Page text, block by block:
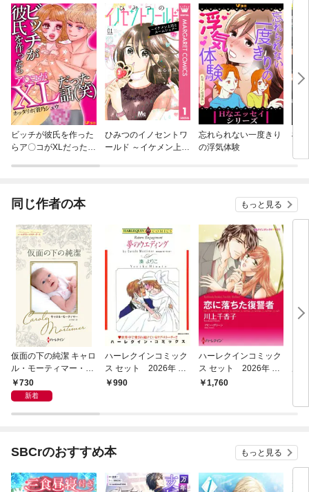
ビッチが彼氏を作った
らア〇コがXLだった話
ひみつのイノセントワ
ールド ～イケメン上司
忘れられない一度きり
の浮気体験
極
同じ作者の本 もっと見る
仮面の下の純潔 キャロ
ル・モーティマー・コ
レクション【ハーレク
イン・マスターピース
730
新着
ハーレクインコミック
ス セット 2026年 vo
l.804
990
ハーレクインコミック
ス セット 2026年 vo
l.927
1,760
版】
SBCrのおすすめ本 もっと見る